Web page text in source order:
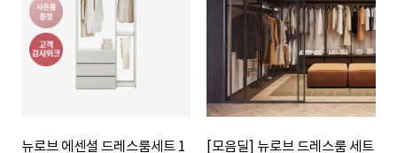
뉴로브 에센셜 드레스룸세트 1
[모음딜] 뉴로브 드레스룸 세트